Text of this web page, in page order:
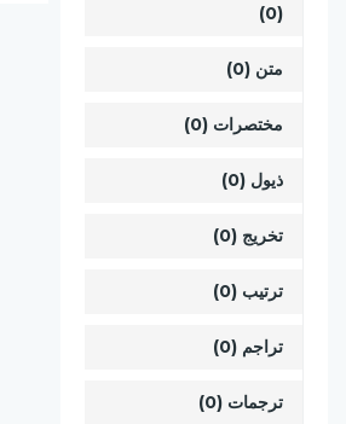
(0)
متن (0)
مختصرات (0)
ذيول (0)
تخريج (0)
ترتيب (0)
تراجم (0)
ترجمات (0)